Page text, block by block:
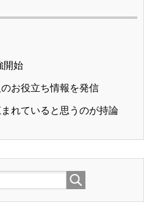
開始
お役立ち情報を発信
れていると思うのが持論